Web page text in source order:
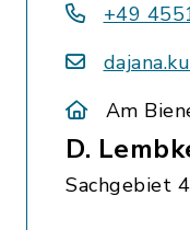
+49
Am
D.
Sachgebiet